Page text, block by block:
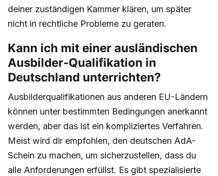
deiner zuständigen Kammer klären, um später
nicht in rechtliche Probleme zu geraten.
Kann ich mit einer ausländischen
Ausbilder-Qualifikation in
Deutschland unterrichten?
Ausbilderqualifikationen aus anderen EU-Ländern
können unter bestimmten Bedingungen anerkannt
werden, aber das ist ein kompliziertes Verfahren.
Meist wird dir empfohlen, den deutschen AdA-
Schein zu machen, um sicherzustellen, dass du
alle Anforderungen erfüllst. Es gibt spezialisierte